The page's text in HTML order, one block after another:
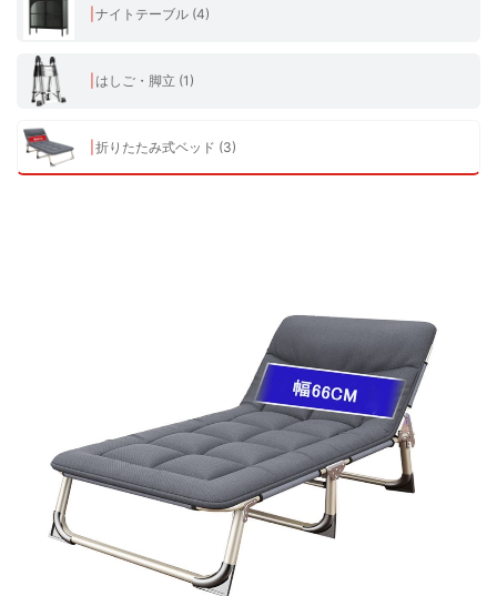
ナイトテーブル (4)
はしご・脚立 (1)
折りたたみ式ベッド (3)